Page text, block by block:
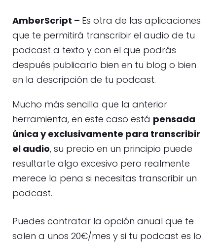
AmberScript – Es otra de las aplicaciones
que te permitirá transcribir el audio de tu
podcast a texto y con el que podrás
después publicarlo bien en tu blog o bien
en la descripción de tu podcast.
Mucho más sencilla que la anterior
herramienta, en este caso está pensada
única y exclusivamente para transcribir
el audio, su precio en un principio puede
resultarte algo excesivo pero realmente
merece la pena si necesitas transcribir un
podcast.
Puedes contratar la opción anual que te
salen a unos 20€/mes y si tu podcast es lo